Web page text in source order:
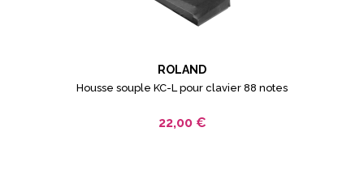
ROLAND
Housse souple KC-L pour clavier 88 notes
22,00 €